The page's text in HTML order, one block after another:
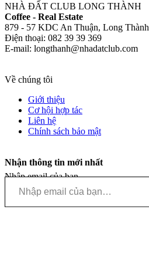
NHÀ ĐẤT CLUB LONG THÀNH
Coffee - Real Estate
879 - 57 KDC An Thuận, Long Thành
Điện thoại: 082 39 39 369
E-mail: longthanh@nhadatclub.com
Về chúng tôi
Giới thiệu
Cơ hội hợp tác
Liên hệ
Chính sách bảo mật
Nhận thông tin mới nhất
Nhập email của bạn…